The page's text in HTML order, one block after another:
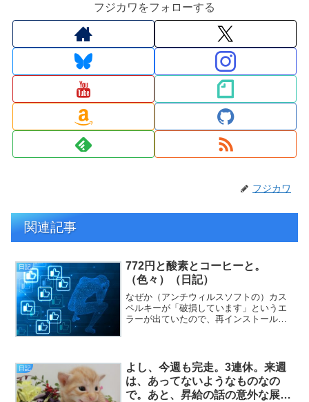
フジカワをフォローする
フジカワ
関連記事
日記
772円と酸素とコーヒーと。
（色々）（日記）
なぜか（アンチウィルスソフトの）カス
ペルキーが「破損しています」というエ
ラーが出ていたので、再インストールす
を買う場合、Amazon...
日記
よし、今週も完走。3連休。来週
は、あってないようなものなの
で。あと、昇給の話の意外な展開